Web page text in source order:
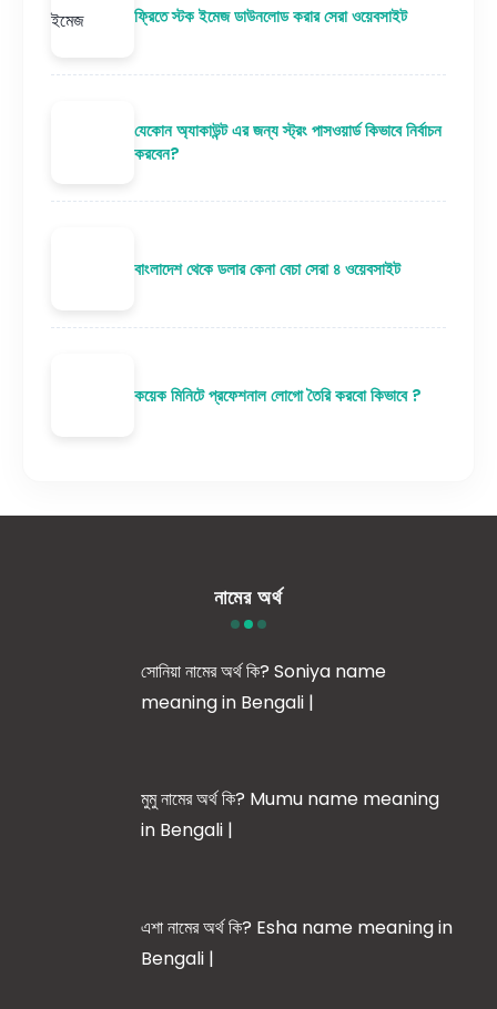
ফ্রিতে স্টক ইমেজ ডাউনলোড করার সেরা ওয়েবসাইট
যেকোন অ্যাকাউন্ট এর জন্য স্ট্রং পাসওয়ার্ড কিভাবে নির্বাচন
করবেন?
বাংলাদেশ থেকে ডলার কেনা বেচা সেরা ৪ ওয়েবসাইট
কয়েক মিনিটে প্রফেশনাল লোগো তৈরি করবো কিভাবে ?
নামের অর্থ
সোনিয়া নামের অর্থ কি? Soniya name
meaning in Bengali |
মুমু নামের অর্থ কি? Mumu name meaning
in Bengali |
এশা নামের অর্থ কি? Esha name meaning in
Bengali |